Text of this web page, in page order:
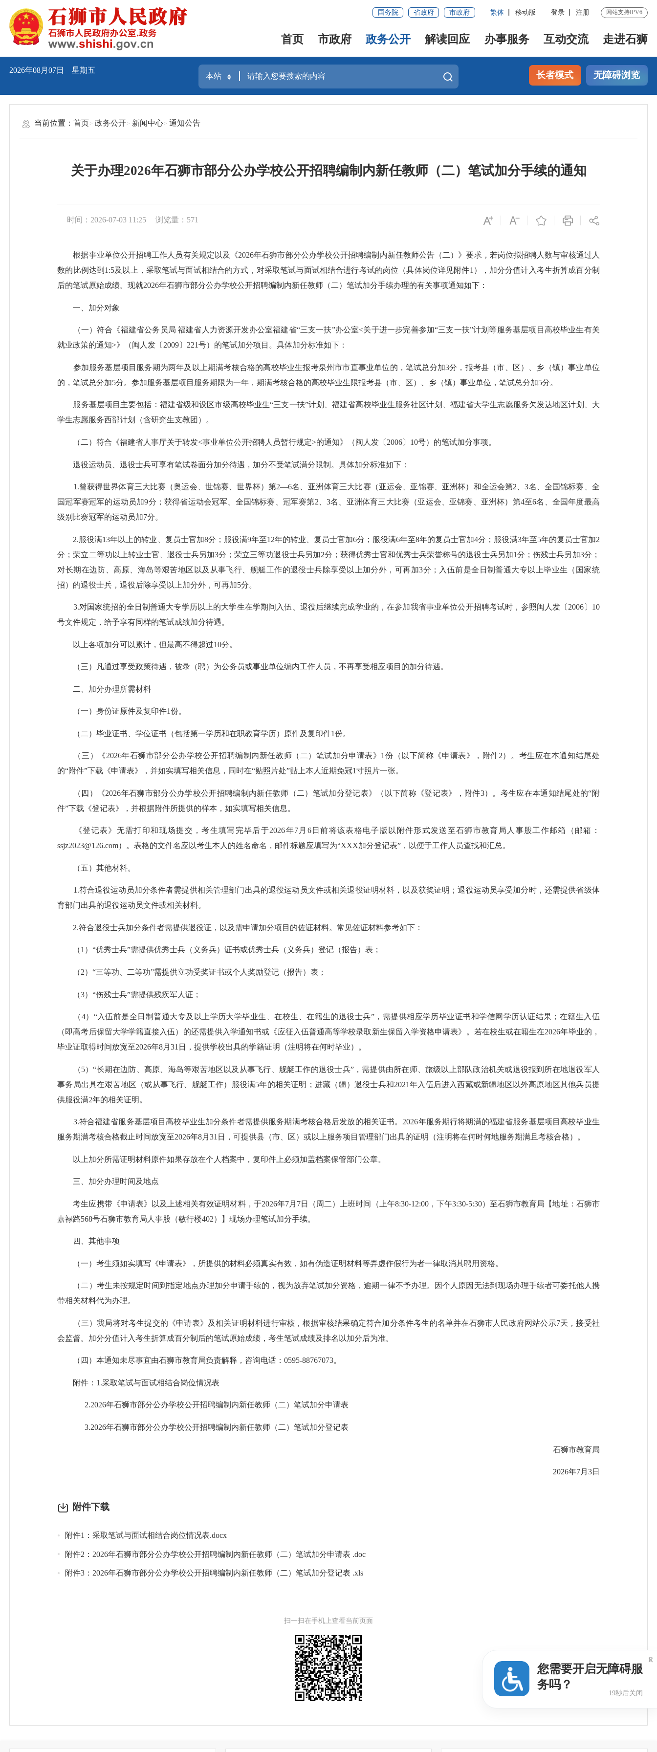
国务院 省政府 市政府 繁体 移动版 登录 注册 网站支持IPV6
首页 市政府 政务公开 解读回应 办事服务 互动交流 走进石狮
2026年08月07日 星期五 长者模式 无障碍浏览
当前位置：首页 政务公开 新闻中心 通知公告
关于办理2026年石狮市部分公办学校公开招聘编制内新任教师（二）笔试加分手续的通知
时间：2026-07-03 11:25 浏览量： 571
根据事业单位公开招聘工作人员有关规定以及《2026年石狮市部分公办学校公开招聘编制内新任教师公告（二）》要求，若岗位拟招聘人数与审核通过人
数的比例达到1:5及以上，采取笔试与面试相结合的方式，对采取笔试与面试相结合进行考试的岗位（具体岗位详见附件1），加分分值计入考生折算成百分制
后的笔试原始成绩。现就2026年石狮市部分公办学校公开招聘编制内新任教师（二）笔试加分手续办理的有关事项通知如下：
一、加分对象
（一）符合《福建省公务员局 福建省人力资源开发办公室福建省“三支一扶”办公室<关于进一步完善参加“三支一扶”计划等服务基层项目高校毕业生有关
就业政策的通知>》（闽人发〔2009〕221号）的笔试加分项目。具体加分标准如下：
参加服务基层项目服务期为两年及以上期满考核合格的高校毕业生报考泉州市市直事业单位的，笔试总分加3分，报考县（市、区）、乡（镇）事业单位
的，笔试总分加5分。参加服务基层项目服务期限为一年，期满考核合格的高校毕业生限报考县（市、区）、乡（镇）事业单位，笔试总分加5分。
服务基层项目主要包括：福建省级和设区市级高校毕业生“三支一扶”计划、福建省高校毕业生服务社区计划、福建省大学生志愿服务欠发达地区计划、大
学生志愿服务西部计划（含研究生支教团）。
（二）符合《福建省人事厅关于转发<事业单位公开招聘人员暂行规定>的通知》（闽人发〔2006〕10号）的笔试加分事项。
退役运动员、退役士兵可享有笔试卷面分加分待遇，加分不受笔试满分限制。具体加分标准如下：
1.曾获得世界体育三大比赛（奥运会、世锦赛、世界杯）第2—6名、亚洲体育三大比赛（亚运会、亚锦赛、亚洲杯）和全运会第2、3名、全国锦标赛、全
国冠军赛冠军的运动员加9分；获得省运动会冠军、全国锦标赛、冠军赛第2、3名、亚洲体育三大比赛（亚运会、亚锦赛、亚洲杯）第4至6名、全国年度最高
级别比赛冠军的运动员加7分。
2.服役满13年以上的转业、复员士官加8分；服役满9年至12年的转业、复员士官加6分；服役满6年至8年的复员士官加4分；服役满3年至5年的复员士官加2
分；荣立二等功以上转业士官、退役士兵另加3分；荣立三等功退役士兵另加2分；获得优秀士官和优秀士兵荣誉称号的退役士兵另加1分；伤残士兵另加3分；
对长期在边防、高原、海岛等艰苦地区以及从事飞行、舰艇工作的退役士兵除享受以上加分外，可再加3分；入伍前是全日制普通大专以上毕业生（国家统
招）的退役士兵，退役后除享受以上加分外，可再加5分。
3.对国家统招的全日制普通大专学历以上的大学生在学期间入伍、退役后继续完成学业的，在参加我省事业单位公开招聘考试时，参照闽人发〔2006〕10
号文件规定，给予享有同样的笔试成绩加分待遇。
以上各项加分可以累计，但最高不得超过10分。
（三）凡通过享受政策待遇，被录（聘）为公务员或事业单位编内工作人员，不再享受相应项目的加分待遇。
二、加分办理所需材料
（一）身份证原件及复印件1份。
（二）毕业证书、学位证书（包括第一学历和在职教育学历）原件及复印件1份。
（三）《2026年石狮市部分公办学校公开招聘编制内新任教师（二）笔试加分申请表》1份（以下简称《申请表》，附件2）。考生应在本通知结尾处
的“附件”下载《申请表》，并如实填写相关信息，同时在“贴照片处”贴上本人近期免冠1寸照片一张。
（四）《2026年石狮市部分公办学校公开招聘编制内新任教师（二）笔试加分登记表》（以下简称《登记表》，附件3）。考生应在本通知结尾处的“附
件”下载《登记表》，并根据附件所提供的样本，如实填写相关信息。
《登记表》无需打印和现场提交，考生填写完毕后于2026年7月6日前将该表格电子版以附件形式发送至石狮市教育局人事股工作邮箱（邮箱：
ssjz2023@126.com）。表格的文件名应以考生本人的姓名命名，邮件标题应填写为“XXX加分登记表”，以便于工作人员查找和汇总。
（五）其他材料。
1.符合退役运动员加分条件者需提供相关管理部门出具的退役运动员文件或相关退役证明材料，以及获奖证明；退役运动员享受加分时，还需提供省级体
育部门出具的退役运动员文件或相关材料。
2.符合退役士兵加分条件者需提供退役证，以及需申请加分项目的佐证材料。常见佐证材料参考如下：
（1）“优秀士兵”需提供优秀士兵（义务兵）证书或优秀士兵（义务兵）登记（报告）表；
（2）“三等功、二等功”需提供立功受奖证书或个人奖励登记（报告）表；
（3）“伤残士兵”需提供残疾军人证；
（4）“入伍前是全日制普通大专及以上学历大学毕业生、在校生、在籍生的退役士兵”，需提供相应学历毕业证书和学信网学历认证结果；在籍生入伍
（即高考后保留大学学籍直接入伍）的还需提供入学通知书或《应征入伍普通高等学校录取新生保留入学资格申请表》。若在校生或在籍生在2026年毕业的，
毕业证取得时间放宽至2026年8月31日，提供学校出具的学籍证明（注明将在何时毕业）。
（5）“长期在边防、高原、海岛等艰苦地区以及从事飞行、舰艇工作的退役士兵”，需提供由所在师、旅级以上部队政治机关或退役报到所在地退役军人
事务局出具在艰苦地区（或从事飞行、舰艇工作）服役满5年的相关证明；进藏（疆）退役士兵和2021年入伍后进入西藏或新疆地区以外高原地区其他兵员提
供服役满2年的相关证明。
3.符合福建省服务基层项目高校毕业生加分条件者需提供服务期满考核合格后发放的相关证书。2026年服务期行将期满的福建省服务基层项目高校毕业生
服务期满考核合格截止时间放宽至2026年8月31日，可提供县（市、区）或以上服务项目管理部门出具的证明（注明将在何时何地服务期满且考核合格）。
以上加分所需证明材料原件如果存放在个人档案中，复印件上必须加盖档案保管部门公章。
三、加分办理时间及地点
考生应携带《申请表》以及上述相关有效证明材料，于2026年7月7日（周二）上班时间（上午8:30-12:00，下午3:30-5:30）至石狮市教育局【地址：石狮市
嘉禄路568号石狮市教育局人事股（敏行楼402）】现场办理笔试加分手续。
四、其他事项
（一）考生须如实填写《申请表》，所提供的材料必须真实有效，如有伪造证明材料等弄虚作假行为者一律取消其聘用资格。
（二）考生未按规定时间到指定地点办理加分申请手续的，视为放弃笔试加分资格，逾期一律不予办理。因个人原因无法到现场办理手续者可委托他人携
带相关材料代为办理。
（三）我局将对考生提交的《申请表》及相关证明材料进行审核，根据审核结果确定符合加分条件考生的名单并在石狮市人民政府网站公示7天，接受社
会监督。加分分值计入考生折算成百分制后的笔试原始成绩，考生笔试成绩及排名以加分后为准。
（四）本通知未尽事宜由石狮市教育局负责解释，咨询电话：0595-88767073。
附件：1.采取笔试与面试相结合岗位情况表
2.2026年石狮市部分公办学校公开招聘编制内新任教师（二）笔试加分申请表
3.2026年石狮市部分公办学校公开招聘编制内新任教师（二）笔试加分登记表
石狮市教育局
2026年7月3日
附件下载
附件1：采取笔试与面试相结合岗位情况表.docx
附件2：2026年石狮市部分公办学校公开招聘编制内新任教师（二）笔试加分申请表 .doc
附件3：2026年石狮市部分公办学校公开招聘编制内新任教师（二）笔试加分登记表 .xls
扫一扫在手机上查看当前页面
您需要开启无障碍服
务吗？
19秒后关闭
